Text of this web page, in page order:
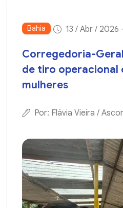
Bahia 13 / Abr / 2026
Corregedoria-
de tiro operacional
mulheres
Por: Flávia Vieira /